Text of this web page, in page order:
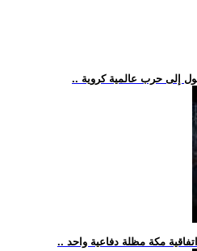
إلى حرب عالمية كروية
مكة مظلة دفاعية واحد